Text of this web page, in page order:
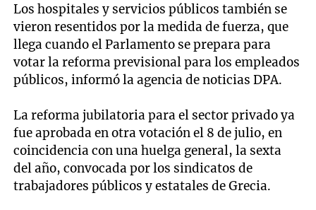
Los hospitales y servicios públicos también se
vieron resentidos por la medida de fuerza, que
llega cuando el Parlamento se prepara para
votar la reforma previsional para los empleados
públicos, informó la agencia de noticias DPA.
La reforma jubilatoria para el sector privado ya
fue aprobada en otra votación el 8 de julio, en
coincidencia con una huelga general, la sexta
del año, convocada por los sindicatos de
trabajadores públicos y estatales de Grecia.